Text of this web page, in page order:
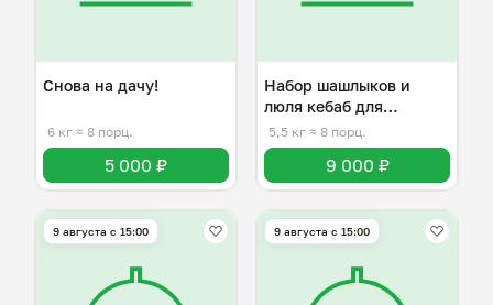
Снова на дачу!
6 кг ≈ 8 порц.
5 000 ₽
Набор шашлыков и
люля кебаб для
пикника.
5,5 кг ≈ 8 порц.
9 000 ₽
9 августа с 15:00 9 августа с 15:00